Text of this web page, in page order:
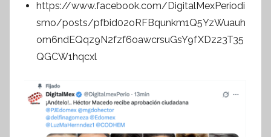
https://www.facebook.com/DigitalMexPeriodi
smo/posts/pfbid02oRFBqunkm1Q5YzWuauh
om6ndEQqz9N2fzf6oawcrsuGsY9fXDz23T35
QGCW1hqcxl